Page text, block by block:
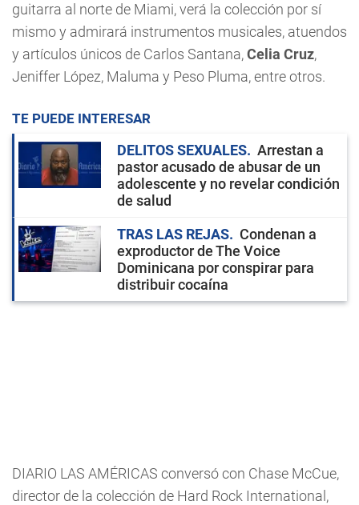
guitarra al norte de Miami, verá la colección por sí
mismo y admirará instrumentos musicales, atuendos
y artículos únicos de Carlos Santana,Celia Cruz,
Jeniffer López, Maluma y Peso Pluma, entre otros.
TE PUEDE INTERESAR
DELITOS SEXUALES
Arrestan a
pastor acusado de abusar de un
adolescente y no revelar condición
de salud
TRAS LAS REJAS
Condenan a
exproductor de The Voice
Dominicana por conspirar para
distribuir cocaína
DIARIO LAS AMÉRICAS conversó con Chase McCue,
director de la colección de Hard Rock International,